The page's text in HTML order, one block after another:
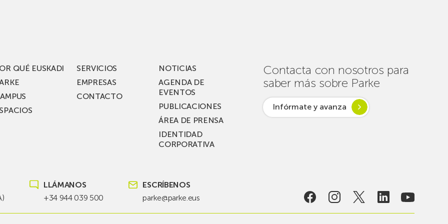
de su
inversión total de
36
millones, busca impulsar desde
las
redes
garantizar
la
conectividad
en
QUÉ EUSKADI
SERVICIOS
EMPRESAS
CONTACTO
NOTICIAS
AGENDA DE
EVENTOS
PUBLICACIONES
ÁREA DE PRENSA
IDENTIDAD
CORPORATIVA
Contacta con nosotros para
saber más sobre Parke
Infórmate y avanza
LLÁMANOS
+34 944 039 500
ESCRÍBENOS
parke@parke.eus